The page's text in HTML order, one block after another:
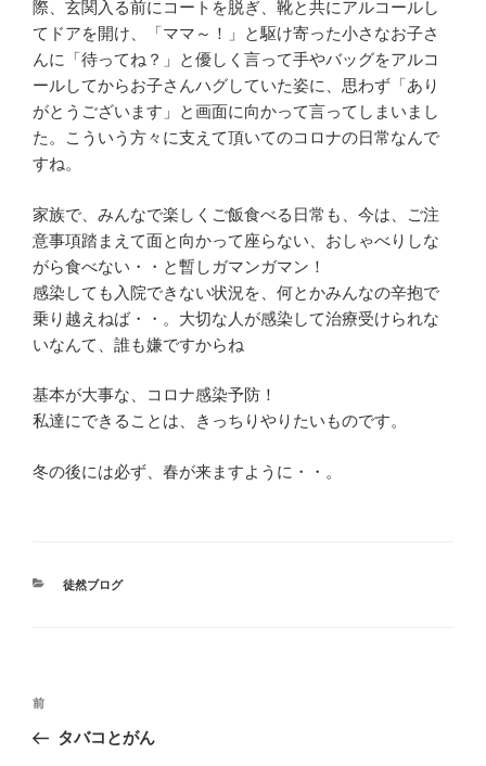
際、玄関入る前にコートを脱ぎ、靴と共にアルコールし
てドアを開け、「ママ～！」と駆け寄った小さなお子さ
んに「待ってね？」と優しく言って手やバッグをアルコ
ールしてからお子さんハグしていた姿に、思わず「あり
がとうございます」と画面に向かって言ってしまいまし
た。こういう方々に支えて頂いてのコロナの日常なんで
すね。
家族で、みんなで楽しくご飯食べる日常も、今は、ご注
意事項踏まえて面と向かって座らない、おしゃべりしな
がら食べない・・と暫しガマンガマン！
感染しても入院できない状況を、何とかみんなの辛抱で
乗り越えねば・・。大切な人が感染して治療受けられな
いなんて、誰も嫌ですからね
基本が大事な、コロナ感染予防！
私達にできることは、きっちりやりたいものです。
冬の後には必ず、春が来ますように・・。
カ
徒然ブログ
投
ナ
前
の
前
タバコとがん